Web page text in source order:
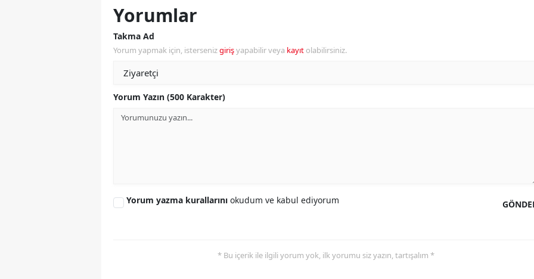
Yorumlar
Takma Ad
Yorum yapmak için, istersenizgirişyapabilir veya kayıt olabilirsiniz.
Yorum Yazın (500 Karakter)
Yorum yazma kurallarını okudum ve kabul ediyorum
* Bu içerik ile ilgili yorum yok, ilk yorumu siz yazın, tartışalım *